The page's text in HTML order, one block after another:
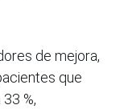
de mejora,
que
%,